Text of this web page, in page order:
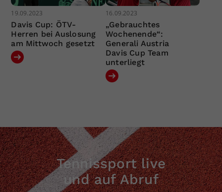
19.09.2023
Davis Cup: ÖTV-
Herren bei Auslosung
am Mittwoch gesetzt
16.09.2023
„Gebrauchtes
Wochenende“:
Generali Austria
Davis Cup Team
unterliegt
Tennissport live
und auf Abruf